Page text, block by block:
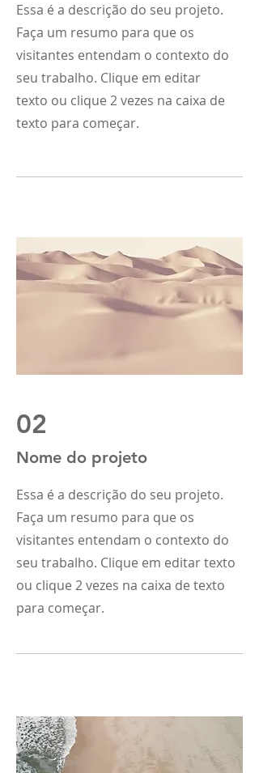
Essa é a descrição do seu projeto.
Faça um resumo para que os
visitantes entendam o contexto do
seu trabalho. Clique em editar
texto ou clique 2 vezes na caixa de
texto para começar.
02
Nome do projeto
Essa é a descrição do seu projeto.
Faça um resumo para que os
visitantes entendam o contexto do
seu trabalho. Clique em editar texto
ou clique 2 vezes na caixa de texto
para começar.